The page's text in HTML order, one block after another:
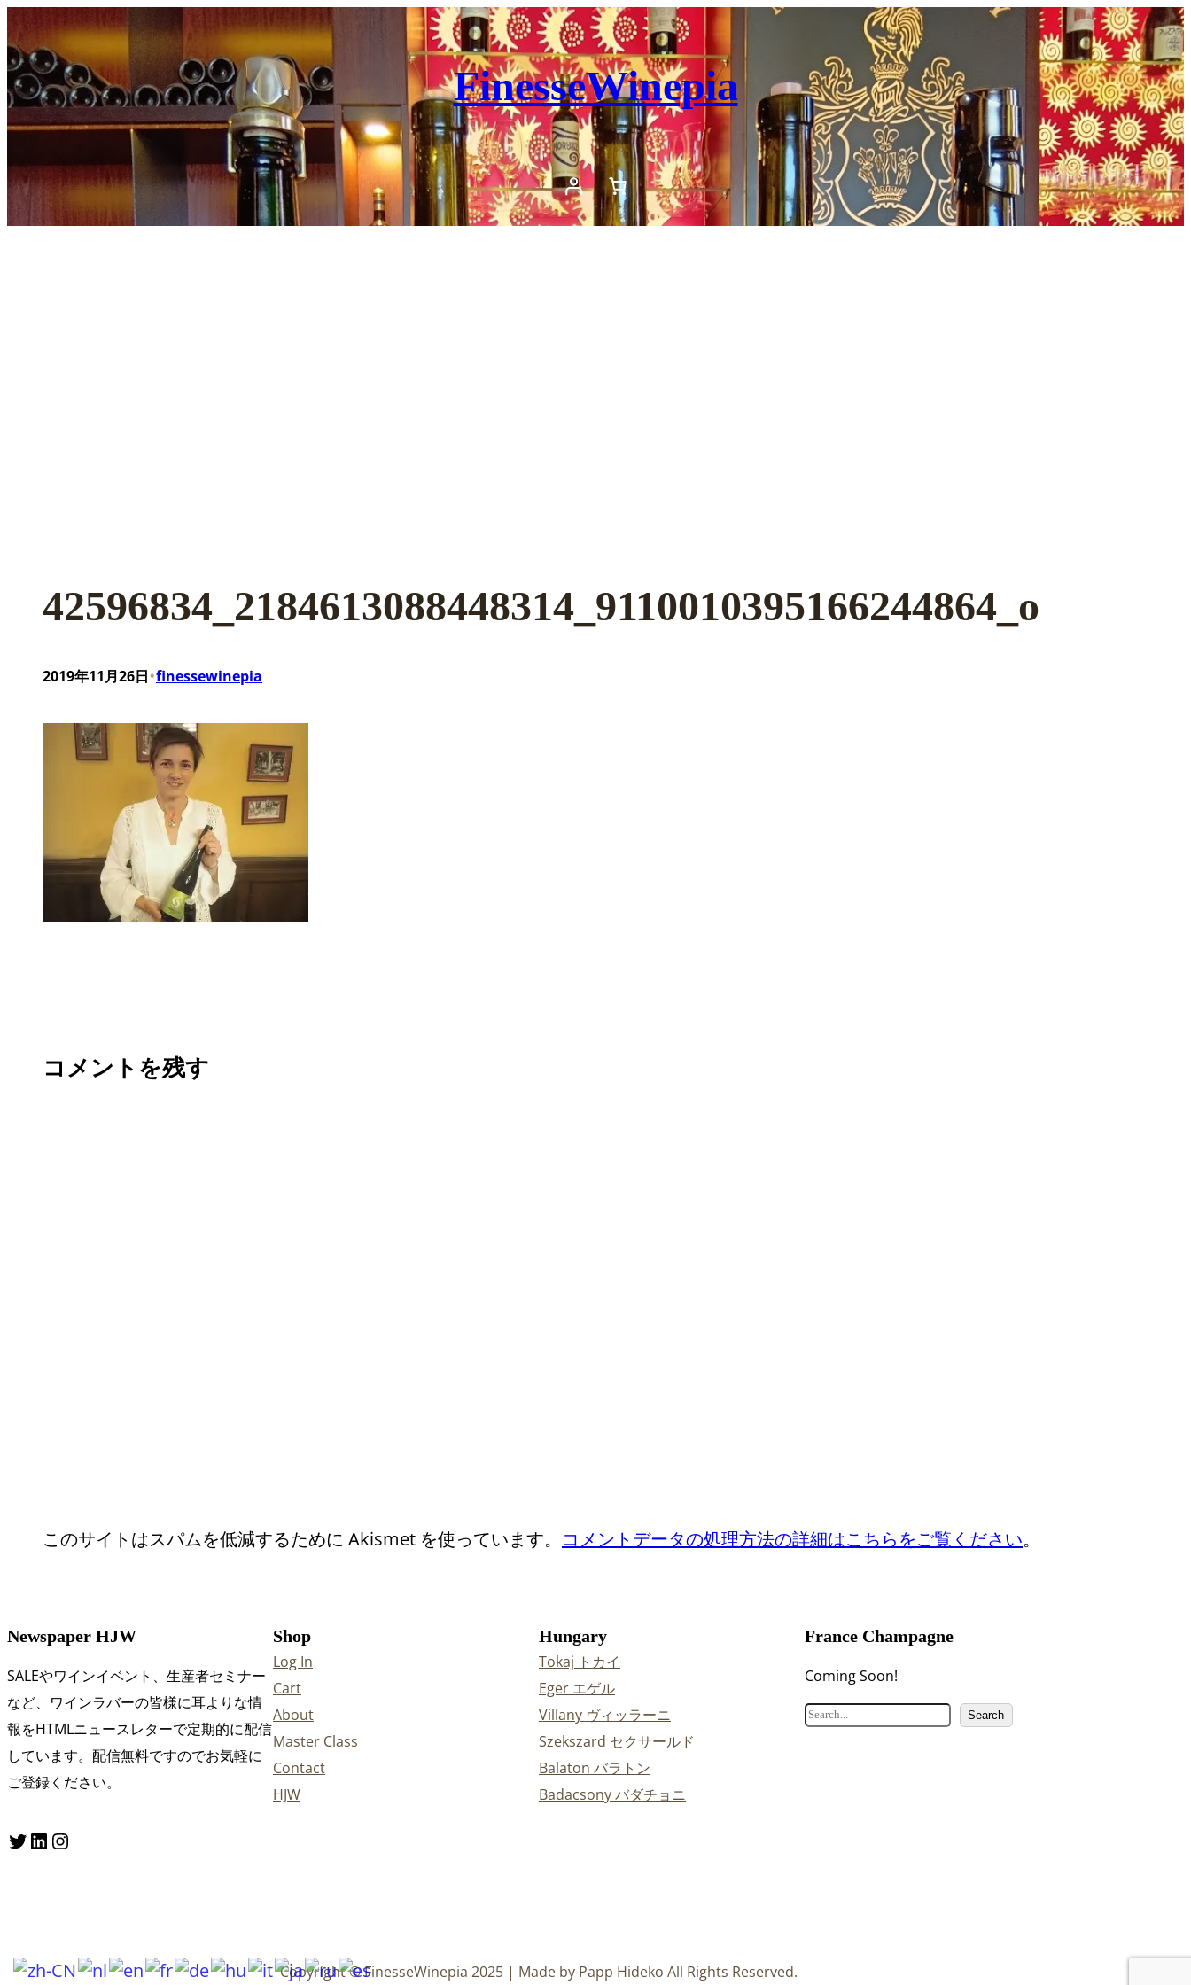
内
容
を
ス
キ
プ
FinesseWinepia
42596834_2184613088448314_9110010395166244864_o
2019年11月26日•finessewinepia
コメントを残す
このサイトはスパムを低減するために Akismet を使っています。 コメントデータの処理方法の詳細はこちらをご覧ください。
Newspaper HJW
SALEやワインイベント、生産者セミナー
など、ワインラバーの皆様に耳よりな情
報をHTMLニュースレターで定期的に配信
しています。配信無料ですのでお気軽に
ご登録ください。
Twitter LinkedIn Instagram
Shop
Log In
Cart
About
Master Class
Contact
HJW
Hungary
Tokaj トカイ
Eger エゲル
Villany ヴィッラーニ
Szekszard セクサールド
Balaton バラトン
Badacsony バダチョニ
France Champagne
Coming Soon!
検
Search
Copyright © FinesseWinepia 2025 | Made by Papp Hideko All Rights Reserved.